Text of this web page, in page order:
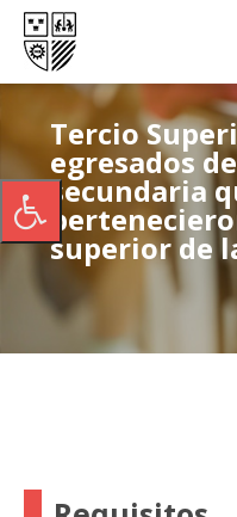
Tercio
egresados
secundaria
superior de